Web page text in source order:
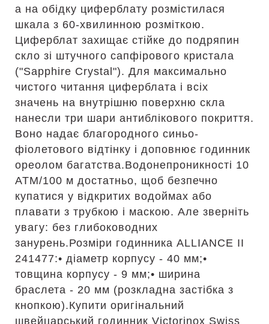
а на обідку циферблату розмістилася
шкала з 60-хвилинною розміткою.
Циферблат захищає стійке до подряпин
скло зі штучного сапфірового кристала
("Sapphire Crystal"). Для максимально
чистого читання циферблата і всіх
значень на внутрішню поверхню скла
нанесли три шари антиблікового покриття.
Воно надає благородного синьо-
фіолетового відтінку і доповнює годинник
ореолом багатства.Водонепроникності 10
АТМ/100 м достатньо, щоб безпечно
купатися у відкритих водоймах або
плавати з трубкою і маскою. Але зверніть
увагу: без глибоководних
занурень.Розміри годинника ALLIANCE II
241477:• діаметр корпусу - 40 мм;•
товщина корпусу - 9 мм;• ширина
браслета - 20 мм (розкладна застібка з
кнопкою).Купити оригінальний
швейцарський годинник Victorinox Swiss